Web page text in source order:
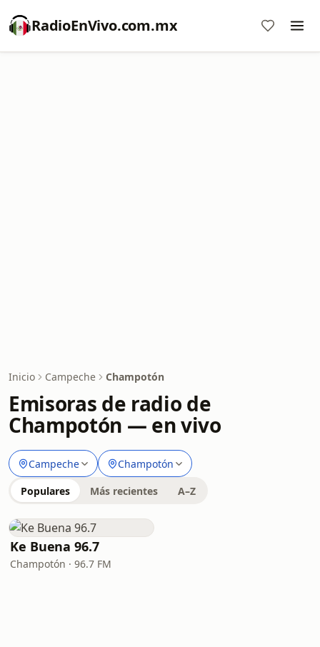
RadioEnVivo.com.mx
Inicio Campeche Champotón
Emisoras de radio de
Champotón — en vivo
Campeche Champotón
Populares Más recientes A–Z
Ke Buena 96.7
Champotón · 96.7 FM